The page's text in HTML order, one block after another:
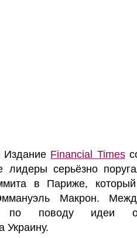
Издание Financial Times
лидеры серьёзно
в Париже,
Макрон.
по поводу идеи
Украину.